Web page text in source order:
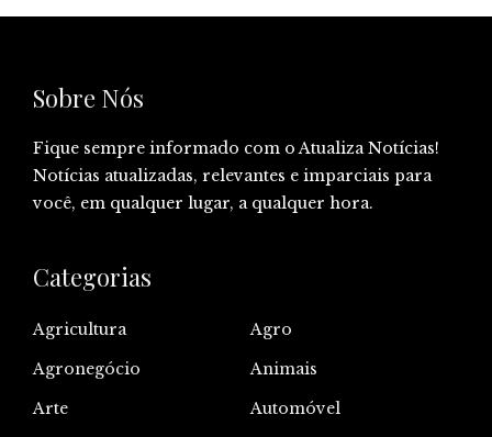
Sobre Nós
Fique sempre informado com o Atualiza Notícias!
Notícias atualizadas, relevantes e imparciais para
você, em qualquer lugar, a qualquer hora.
Categorias
Agricultura
Agro
Agronegócio
Animais
Arte
Automóvel